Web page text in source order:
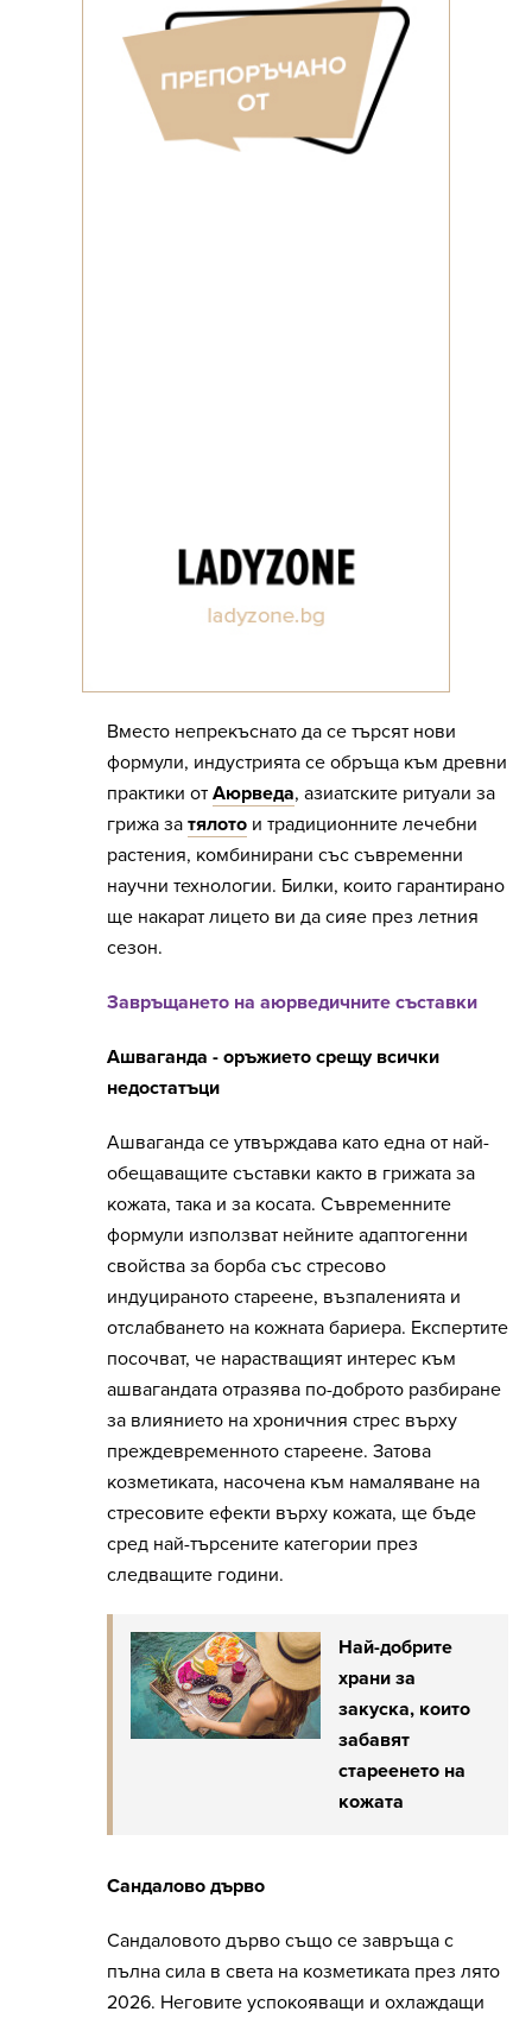
Вместо непрекъснато да се търсят нови
формули, индустрията се обръща към древни
практики от Аюрведа, азиатските ритуали за
грижа за тялото и традиционните лечебни
растения, комбинирани със съвременни
научни технологии. Билки, които гарантирано
ще накарат лицето ви да сияе през летния
сезон.
Завръщането на аюрведичните съставки
Ашваганда - оръжието срещу всички
недостатъци
Ашваганда се утвърждава като една от най-
обещаващите съставки както в грижата за
кожата, така и за косата. Съвременните
формули използват нейните адаптогенни
свойства за борба със стресово
индуцираното стареене, възпаленията и
отслабването на кожната бариера. Експертите
посочват, че нарастващият интерес към
ашвагандата отразява по-доброто разбиране
за влиянието на хроничния стрес върху
преждевременното стареене. Затова
козметиката, насочена към намаляване на
стресовите ефекти върху кожата, ще бъде
сред най-търсените категории през
следващите години.
Най-добрите
храни за
закуска, които
забавят
стареенето на
кожата
Сандалово дърво
Сандаловото дърво също се завръща с
пълна сила в света на козметиката през лято
2026. Неговите успокояващи и охлаждащи